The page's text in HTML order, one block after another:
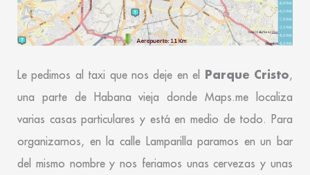
Le pedimos al taxi que nos deje en el Parque Cristo,
una parte de Habana vieja donde Maps.me localiza
varias casas particulares y está en medio de todo. Para
organizarnos, en la calle Lamparilla paramos en un bar
del mismo nombre y nos feriamos unas cervezas y unas